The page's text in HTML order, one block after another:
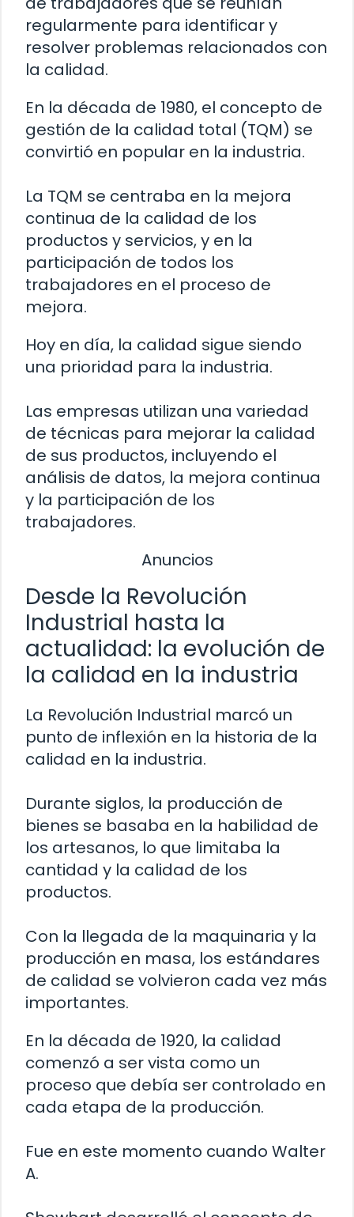
regularmente para identificar y
resolver problemas relacionados con
la calidad.
En la década de 1980, el concepto de
gestión de la calidad total (TQM) se
convirtió en popular en la industria.
La TQM se centraba en la mejora
continua de la calidad de los
productos y servicios, y en la
participación de todos los
trabajadores en el proceso de
mejora.
Hoy en día, la calidad sigue siendo
una prioridad para la industria.
Las empresas utilizan una variedad
de técnicas para mejorar la calidad
de sus productos, incluyendo el
análisis de datos, la mejora continua
y la participación de los
trabajadores.
Anuncios
Desde la Revolución
Industrial hasta la
actualidad: la evolución de
la calidad en la industria
La Revolución Industrial marcó un
punto de inflexión en la historia de la
calidad en la industria.
Durante siglos, la producción de
bienes se basaba en la habilidad de
los artesanos, lo que limitaba la
cantidad y la calidad de los
productos.
Con la llegada de la maquinaria y la
producción en masa, los estándares
de calidad se volvieron cada vez más
importantes.
En la década de 1920, la calidad
comenzó a ser vista como un
proceso que debía ser controlado en
cada etapa de la producción.
Fue en este momento cuando Walter
A.